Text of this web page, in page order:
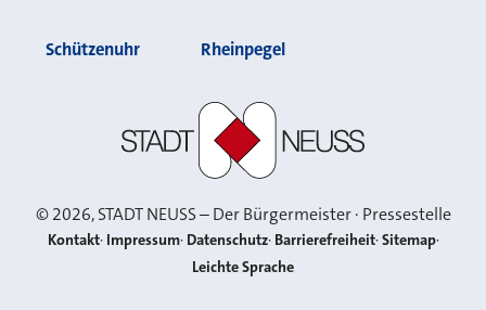
Schützenuhr Rheinpegel
©2026, STADT NEUSS – Der Bürgermeister · Pressestelle
Kontakt Impressum Datenschutz Barrierefreiheit Sitemap
Leichte Sprache